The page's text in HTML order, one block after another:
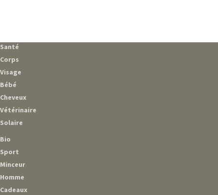
Santé
Corps
Visage
Bébé
Cheveux
Vétérinaire
Solaire
Bio
Sport
Minceur
Homme
Cadeaux